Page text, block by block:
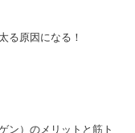
る原因になる！
ン）のメリットと筋ト